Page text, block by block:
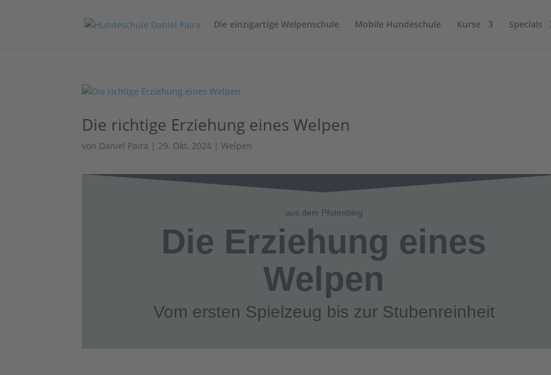
Die einzigartige Welpenschule Mobile Hundeschule Kurse Specials
Die richtige Erziehung eines Welpen
von Daniel Paira | 29. Okt. 2024 |Welpen
aus dem Pfotenblog
Die Erziehung eines
Welpen
Vom ersten Spielzeug bis zur Stubenreinheit